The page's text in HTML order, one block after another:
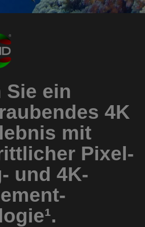
Sie ein
4K
mit
Pixel-
und 4K-